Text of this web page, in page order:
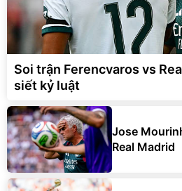
Soi trận Ferencvaros vs
siết kỷ luật
Jose
Real Madrid